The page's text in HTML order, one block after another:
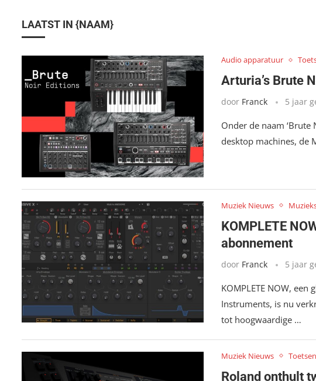
LAATST IN {NAAM}
Audio apparatuur
Arturia’s Brute
door Franck 5 jaar
Onder de naam ‘Brute
desktop machines, de
Muziek Nieuws
KOMPLETE
abonnement
door Franck 5 jaar
KOMPLETE NOW,
Instruments, is nu
tot hoogwaardige …
Muziek Nieuws Toetsen
Roland onthult